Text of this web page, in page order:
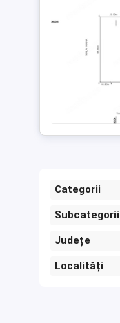
Categorii
Subcategorii
Județe
Localități